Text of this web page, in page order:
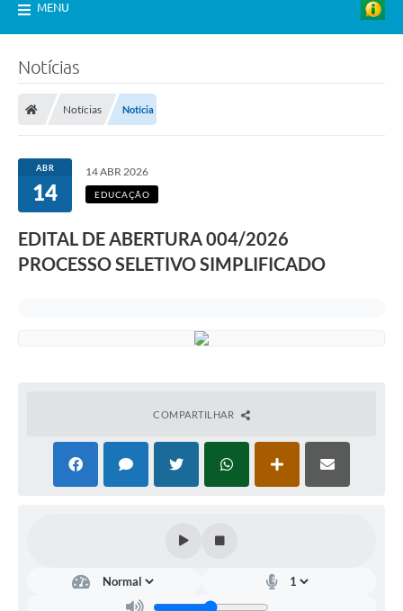
MENU
Notícias
Notícias Notícia
ABR
14
14 ABR 2026
EDUCAÇÃO
EDITAL DE ABERTURA 004/2026
PROCESSO SELETIVO SIMPLIFICADO
COMPARTILHAR